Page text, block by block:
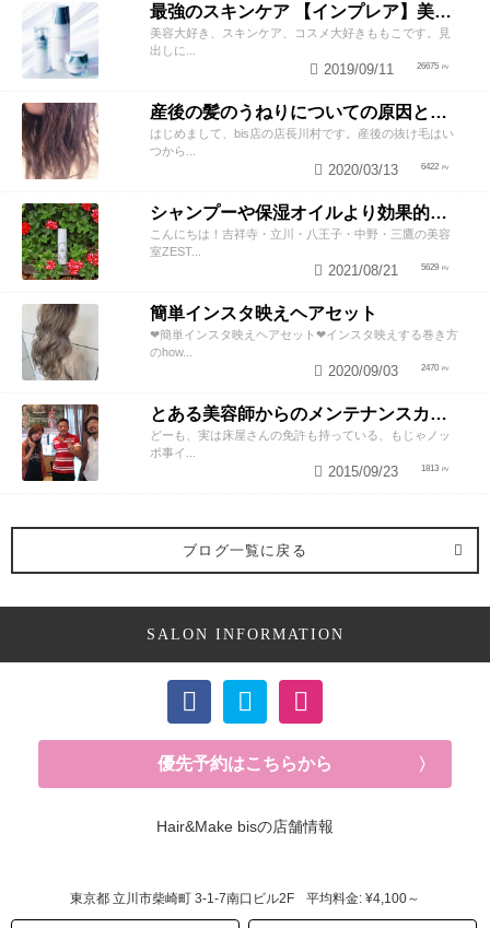
最強のスキンケア 【インプレア】美容師がオススメする、神ポイント5つ公開！
美容大好き、スキンケア、コスメ大好きももこです。見
出しに...
26675
2019/09/11
産後の髪のうねりについての原因と対策！
はじめまして、bis店の店長川村です。産後の抜け毛はい
つから...
6422
2020/03/13
シャンプーや保湿オイルより効果的！？美容師が教える頭皮の臭い＆乾燥ケアとは
こんにちは！吉祥寺・立川・八王子・中野・三鷹の美容
室ZEST...
5629
2021/08/21
簡単インスタ映えヘアセット
❤︎簡単インスタ映えヘアセット❤︎インスタ映えする巻き方
のhow...
2470
2020/09/03
とある美容師からのメンテナンスカットのススメ
どーも、実は床屋さんの免許も持っている、もじゃノッ
ポ事イ...
1813
2015/09/23
ブログ一覧に戻る
SALON INFORMATION
優先予約はこちらから
Hair&Make bisの店舗情報
東京都 立川市柴崎町 3-1-7南口ビル2F 平均料金: ¥4,100～